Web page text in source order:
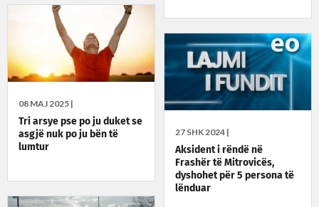
08 MAJ 2025 |
Tri arsye pse po ju duket se
asgjë nuk po ju bën të
lumtur
27 SHK 2024 |
Aksident i rëndë në
Frashër të Mitrovicës,
dyshohet për 5 persona të
lënduar